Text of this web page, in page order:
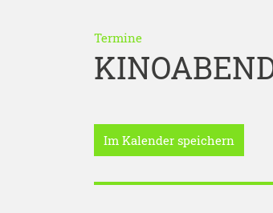
Termine
Im Kalender speichern